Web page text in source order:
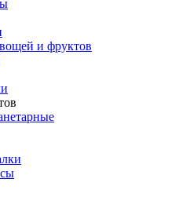
и фруктов